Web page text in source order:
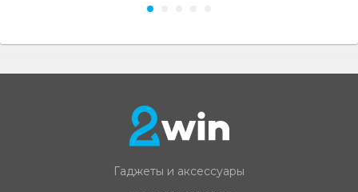
Гаджеты и аксессуары